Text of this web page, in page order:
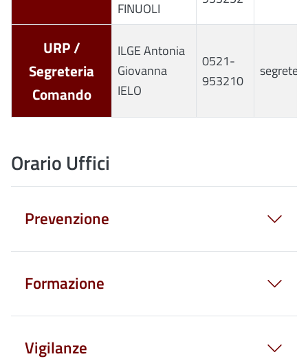
FINUOLI
URP /
Segreteria
Comando
ILGE Antonia
Giovanna
IELO
0521-
953210
Orario Uffici
Prevenzione
Formazione
Vigilanze